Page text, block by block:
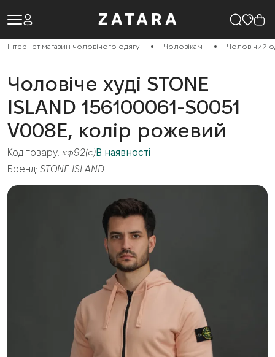
Інтернет магазин чоловічого одягу Чоловікам Чоловічий
Чоловіче худі STONE
ISLAND 156100061-S0051
V008E, колір рожевий
Код товару: кф92(с) В наявності
Бренд: STONE ISLAND